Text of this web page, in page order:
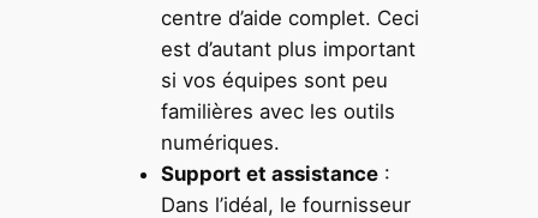
centre d’aide complet. Ceci
est d’autant plus important
si vos équipes sont peu
familières avec les outils
numériques.
Support et assistance :
Dans l’idéal, le fournisseur